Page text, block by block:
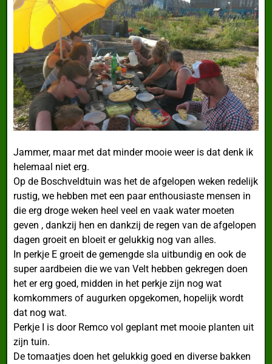
Jammer, maar met dat minder mooie weer is dat denk ik
helemaal niet erg.
Op de Boschveldtuin was het de afgelopen weken redelijk
rustig, we hebben met een paar enthousiaste mensen in
die erg droge weken heel veel en vaak water moeten
geven , dankzij hen en dankzij de regen van de afgelopen
dagen groeit en bloeit er gelukkig nog van alles.
In perkje E groeit de gemengde sla uitbundig en ook de
super aardbeien die we van Velt hebben gekregen doen
het er erg goed, midden in het perkje zijn nog wat
komkommers of augurken opgekomen, hopelijk wordt
dat nog wat.
Perkje I is door Remco vol geplant met mooie planten uit
zijn tuin.
De tomaatjes doen het gelukkig goed en diverse bakken